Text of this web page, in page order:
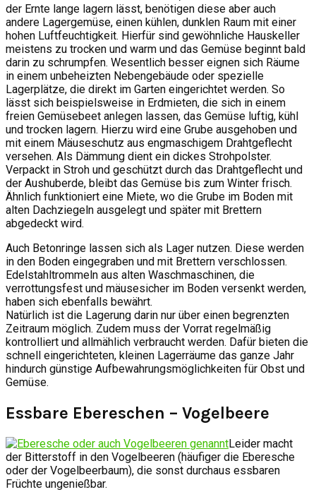
der Ernte lange lagern lässt, benötigen diese aber auch
andere Lagergemüse, einen kühlen, dunklen Raum mit einer
hohen Luftfeuchtigkeit. Hierfür sind gewöhnliche Hauskeller
meistens zu trocken und warm und das Gemüse beginnt bald
darin zu schrumpfen. Wesentlich besser eignen sich Räume
in einem unbeheizten Nebengebäude oder spezielle
Lagerplätze, die direkt im Garten eingerichtet werden. So
lässt sich beispielsweise in Erdmieten, die sich in einem
freien Gemüsebeet anlegen lassen, das Gemüse luftig, kühl
und trocken lagern. Hierzu wird eine Grube ausgehoben und
mit einem Mäuseschutz aus engmaschigem Drahtgeflecht
versehen. Als Dämmung dient ein dickes Strohpolster.
Verpackt in Stroh und geschützt durch das Drahtgeflecht und
der Aushuberde, bleibt das Gemüse bis zum Winter frisch.
Ähnlich funktioniert eine Miete, wo die Grube im Boden mit
alten Dachziegeln ausgelegt und später mit Brettern
abgedeckt wird.
Auch Betonringe lassen sich als Lager nutzen. Diese werden
in den Boden eingegraben und mit Brettern verschlossen.
Edelstahltrommeln aus alten Waschmaschinen, die
verrottungsfest und mäusesicher im Boden versenkt werden,
haben sich ebenfalls bewährt.
Natürlich ist die Lagerung darin nur über einen begrenzten
Zeitraum möglich. Zudem muss der Vorrat regelmäßig
kontrolliert und allmählich verbraucht werden. Dafür bieten die
schnell eingerichteten, kleinen Lagerräume das ganze Jahr
hindurch günstige Aufbewahrungsmöglichkeiten für Obst und
Gemüse.
Essbare Ebereschen – Vogelbeere
Leider macht
der Bitterstoff in den Vogelbeeren (häufiger die Eberesche
oder der Vogelbeerbaum), die sonst durchaus essbaren
Früchte ungenießbar.